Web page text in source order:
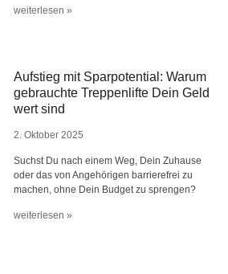
weiterlesen »
Aufstieg mit Sparpotential: Warum
gebrauchte Treppenlifte Dein Geld
wert sind
2. Oktober 2025
Suchst Du nach einem Weg, Dein Zuhause
oder das von Angehörigen barrierefrei zu
machen, ohne Dein Budget zu sprengen?
weiterlesen »